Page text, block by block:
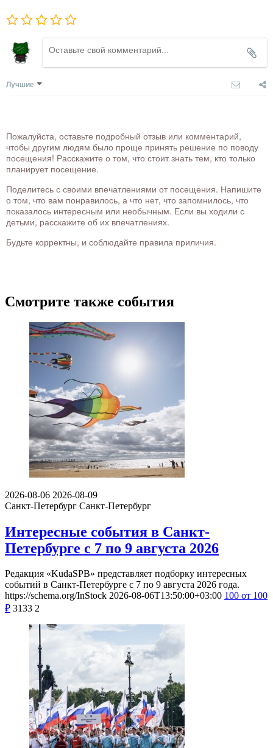
Лучшие
Пожалуйста, оставьте подробный отзыв или комментарий,
чтобы другим людям было проще принять решение по поводу
посещения! Расскажите о том, что стоит знать тем, кто только
планирует посещение.
Поделитесь с своими впечатлениями от посещения. Напишите
о том, что вам понравилось, а что нет, что запомнилось, что
показалось интересным или необычным. Если вы ходили с
детьми, расскажите об их впечатлениях.
Будьте корректны, и соблюдайте правила приличия.
Смотрите также события
2026-08-06 2026-08-09
Санкт-Петербург Санкт-Петербург
Интересные события в Санкт-
Петербурге с 7 по 9 августа 2026
Редакция «KudaSPB» представляет подборку интересных
событий в Санкт-Петербурге с 7 по 9 августа 2026 года.
https://schema.org/InStock 2026-08-06T13:50:00+03:00 100 от 100
₽ 3133 2